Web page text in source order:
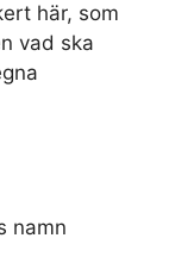
här, som
vad ska
namn